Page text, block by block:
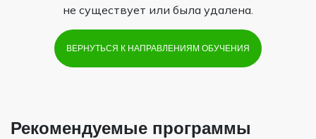
не существует или была удалена.
ВЕРНУТЬСЯ К НАПРАВЛЕНИЯМ ОБУЧЕНИЯ
Рекомендуемые программы